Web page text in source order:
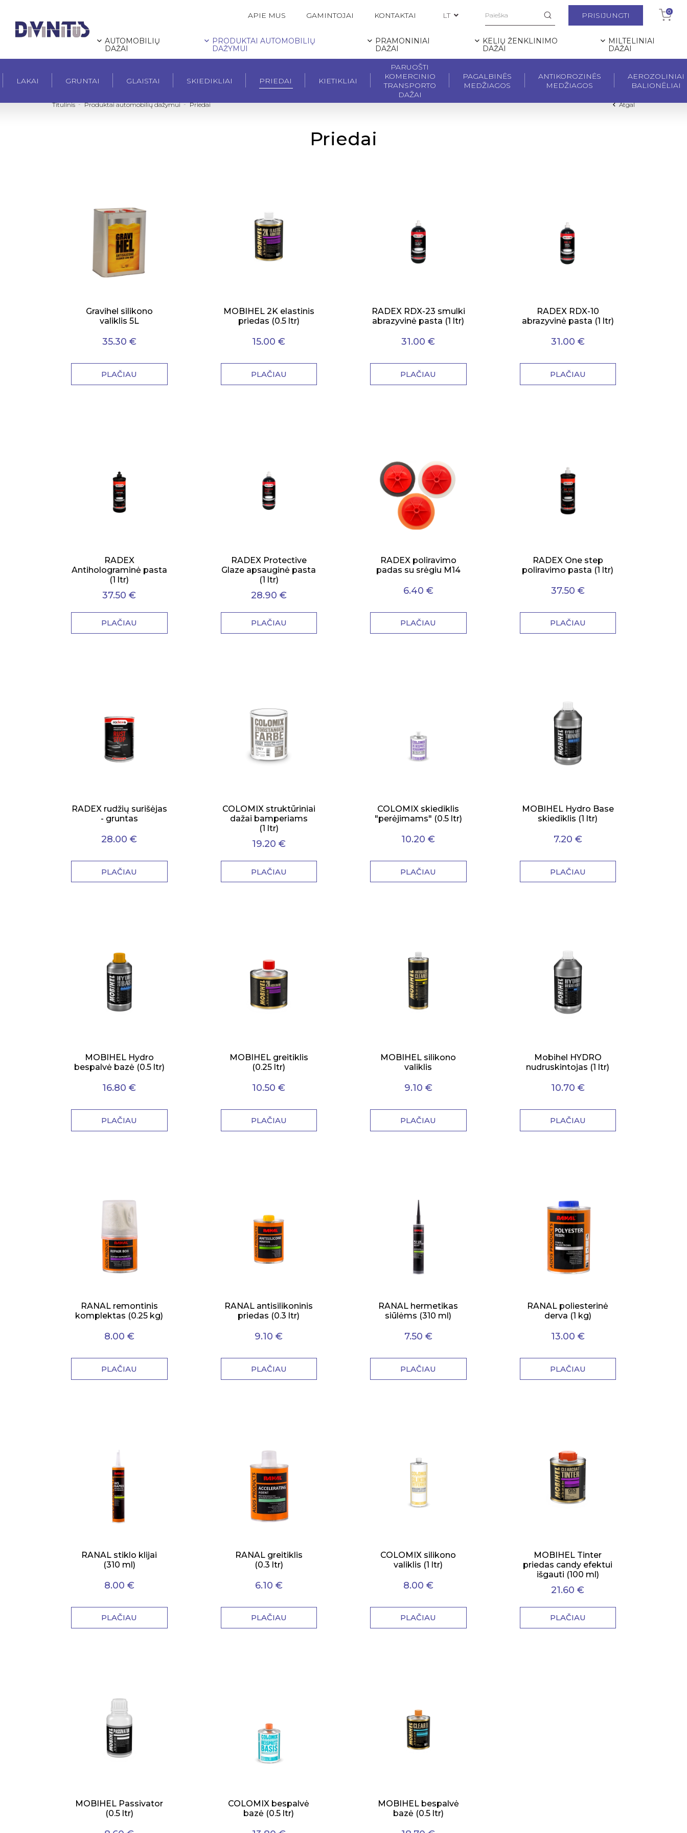
APIE MUS GAMINTOJAI KONTAKTAI LT PRISIJUNGTI 0
AUTOMOBILIŲ
DAŽAI
PRODUKTAI AUTOMOBILIŲ
DAŽYMUI
LAKAI GRUNTAI GLAISTAI SKIEDIKLIAI PRIEDAI KIETIKLIAI
PARUOŠTI
KOMERCINIO
TRANSPORTO
DAŽAI
PAGALBINĖS
MEDŽIAGOS
ANTIKOROZINĖS
MEDŽIAGOS
AEROZOLINIAI
BALIONĖLIAI
PRAMONINIAI
DAŽAI
KELIŲ ŽENKLINIMO
DAŽAI
MILTELINIAI
DAŽAI
Titulinis Produktai automobilių dažymui Priedai Atgal
Priedai
Gravihel silikono
valiklis 5L
35.30 €
PLAČIAU
MOBIHEL 2K elastinis
priedas (0.5 ltr)
15.00 €
PLAČIAU
RADEX RDX-23 smulki
abrazyvinė pasta (1 ltr)
31.00 €
PLAČIAU
RADEX RDX-10
abrazyvinė pasta (1 ltr)
31.00 €
PLAČIAU
RADEX
Antiholograminė pasta
(1 ltr)
37.50 €
PLAČIAU
RADEX Protective
Glaze apsauginė pasta
(1 ltr)
28.90 €
PLAČIAU
RADEX poliravimo
padas su srėgiu M14
6.40 €
PLAČIAU
RADEX One step
poliravimo pasta (1 ltr)
37.50 €
PLAČIAU
RADEX rudžių surišėjas
- gruntas
28.00 €
PLAČIAU
COLOMIX struktūriniai
dažai bamperiams
(1 ltr)
19.20 €
PLAČIAU
COLOMIX skiediklis
"perėjimams" (0.5 ltr)
10.20 €
PLAČIAU
MOBIHEL Hydro Base
skiediklis (1 ltr)
7.20 €
PLAČIAU
MOBIHEL Hydro
bespalvė bazė (0.5 ltr)
16.80 €
PLAČIAU
MOBIHEL greitiklis
(0.25 ltr)
10.50 €
PLAČIAU
MOBIHEL silikono
valiklis
9.10 €
PLAČIAU
Mobihel HYDRO
nudruskintojas (1 ltr)
10.70 €
PLAČIAU
RANAL remontinis
komplektas (0.25 kg)
8.00 €
PLAČIAU
RANAL antisilikoninis
priedas (0.3 ltr)
9.10 €
PLAČIAU
RANAL hermetikas
siūlėms (310 ml)
7.50 €
PLAČIAU
RANAL poliesterinė
derva (1 kg)
13.00 €
PLAČIAU
RANAL stiklo klijai
(310 ml)
8.00 €
PLAČIAU
RANAL greitiklis
(0.3 ltr)
6.10 €
PLAČIAU
COLOMIX silikono
valiklis (1 ltr)
8.00 €
PLAČIAU
MOBIHEL Tinter
priedas candy efektui
išgauti (100 ml)
21.60 €
PLAČIAU
MOBIHEL Passivator
(0.5 ltr)
COLOMIX bespalvė
bazė (0.5 ltr)
MOBIHEL bespalvė
bazė (0.5 ltr)